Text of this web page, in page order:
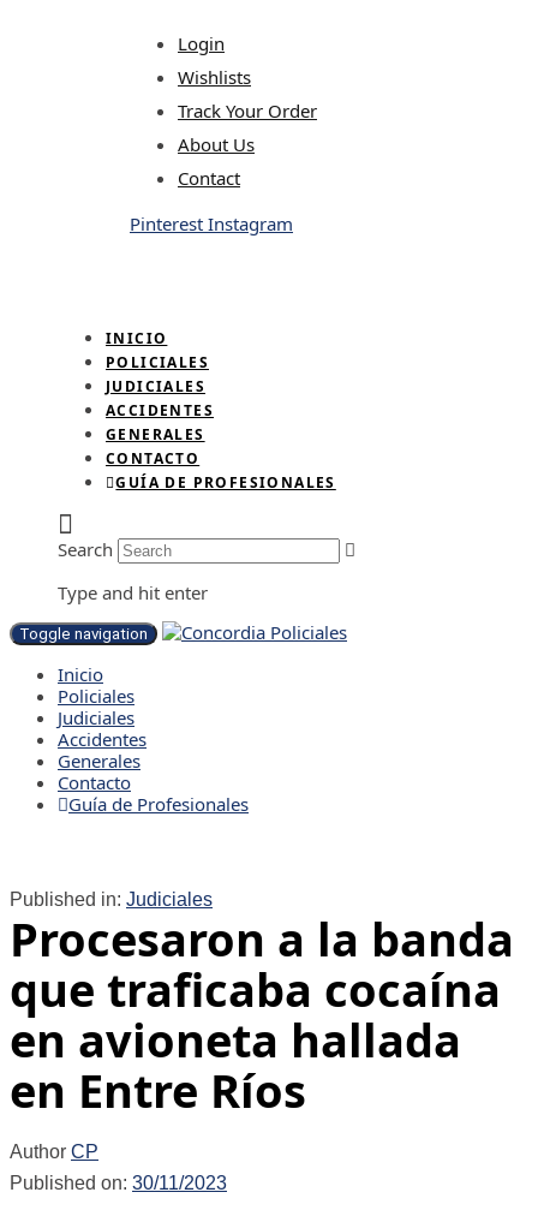
Login
Wishlists
Track Your Order
About Us
Contact
Pinterest Instagram
INICIO
POLICIALES
JUDICIALES
ACCIDENTES
GENERALES
CONTACTO
GUÍA DE PROFESIONALES
Search
Type and hit enter
Toggle navigation
Inicio
Policiales
Judiciales
Accidentes
Generales
Contacto
Guía de Profesionales
Published in: Judiciales
Procesaron a la banda
que traficaba cocaína
en avioneta hallada
en Entre Ríos
Author CP
Published on: 30/11/2023